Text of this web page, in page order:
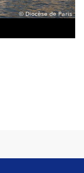
© Diocèse de Paris